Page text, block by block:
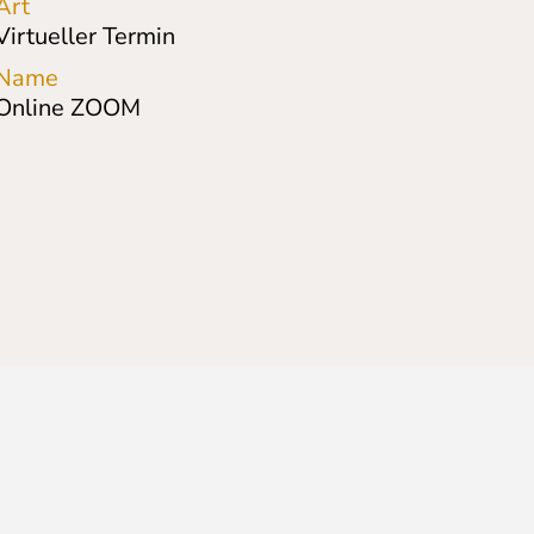
Termin
ZOOM